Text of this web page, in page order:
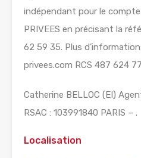
indépendant pour le compte
PRIVEES en précisant la
62 59 35. Plus
privees.com RCS 487 624
Catherine BELLOC (EI)
RSAC : 103991840 PARIS – .
Localisation